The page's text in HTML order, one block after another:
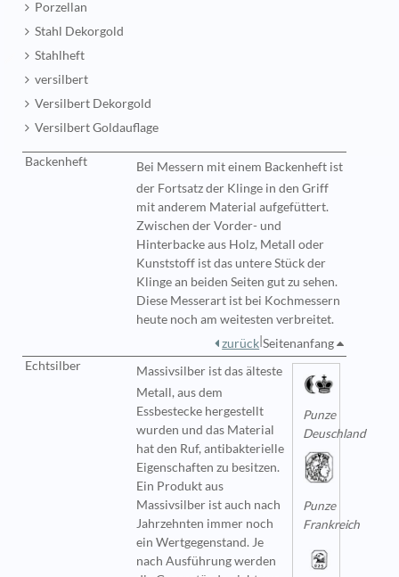
Porzellan
Stahl Dekorgold
Stahlheft
versilbert
Versilbert Dekorgold
Versilbert Goldauflage
Backenheft Bei Messern mit einem Backenheft ist
der Fortsatz der Klinge in den Griff
mit anderem Material aufgefüttert.
Zwischen der Vorder- und
Hinterbacke aus Holz, Metall oder
Kunststoff ist das untere Stück der
Klinge an beiden Seiten gut zu sehen.
Diese Messerart ist bei Kochmessern
heute noch am weitesten verbreitet.
zurück Seitenanfang
Echtsilber
Punze
Deuschland
Punze
Frankreich
Massivsilber ist das älteste
Metall, aus dem
Essbestecke hergestellt
wurden und das Material
hat den Ruf, antibakterielle
Eigenschaften zu besitzen.
Ein Produkt aus
Massivsilber ist auch nach
Jahrzehnten immer noch
ein Wertgegenstand. Je
nach Ausführung werden